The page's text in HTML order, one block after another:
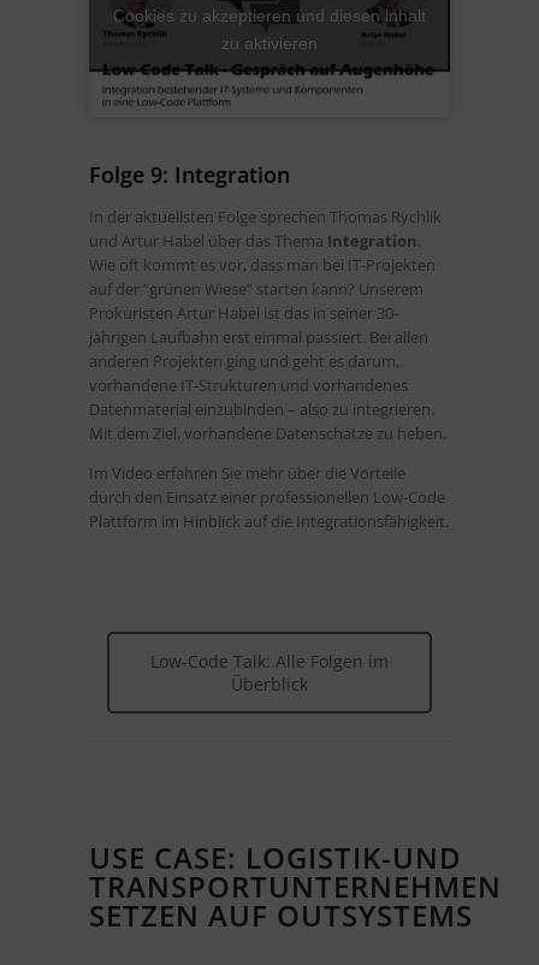
Cookies zu akzeptieren und diesen inhalt
zu aktivieren
Folge 9: Integration
In der aktuellsten Folge sprechen Thomas Rychlik
und Artur Habel über das Thema Integration
Wie oft kommt es vor, dass man bei IT-Projekten
auf der “grünen Wiese” starten kann? Unserem
Prokuristen Artur Habel ist das in seiner 30-
jährigen Laufbahn erst einmal passiert. Bei allen
anderen Projekten ging und geht es darum,
vorhandene IT-Strukturen und vorhandenes
Datenmaterial einzubinden – also zu integrieren.
Mit dem Ziel, vorhandene Datenschätze zu heben.
Im Video erfahren Sie mehr über die Vorteile
durch den Einsatz einer professionellen Low-Code
Plattform im Hinblick auf die Integrationsfähigkeit.
Low-Code Talk: Alle Folgen im
Überblick
USE CASE: LOGISTIK-UND
TRANSPORTUNTERNEHMEN
SETZEN AUF OUTSYSTEMS